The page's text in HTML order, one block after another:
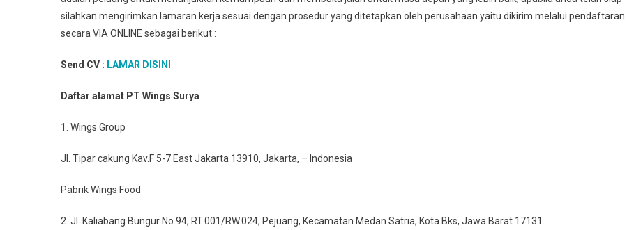
silahkan mengirimkan lamaran kerja sesuai dengan prosedur yang ditetapkan oleh perusahaan yaitu dikirim melalui pendaftaran
secara VIA ONLINE sebagai berikut :
Send CV : LAMAR DISINI
Daftar alamat PT Wings Surya
1. Wings Group
Jl. Tipar cakung Kav.F 5-7 East Jakarta 13910, Jakarta, – Indonesia
Pabrik Wings Food
2. Jl. Kaliabang Bungur No.94, RT.001/RW.024, Pejuang, Kecamatan Medan Satria, Kota Bks, Jawa Barat 17131